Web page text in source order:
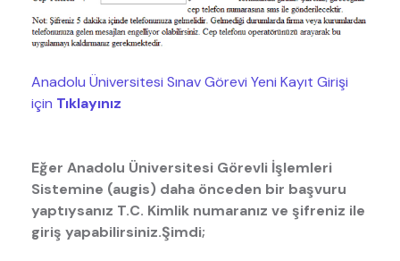
Anadolu Üniversitesi Sınav Görevi Yeni Kayıt Girişi
için Tıklayınız
Eğer Anadolu Üniversitesi Görevli İşlemleri
Sistemine (augis) daha önceden bir başvuru
yaptıysanız T.C. Kimlik numaranız ve şifreniz ile
giriş yapabilirsiniz.Şimdi;